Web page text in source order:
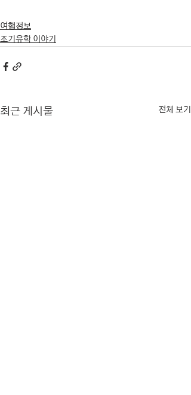
여행정보
조기유학 이야기
최근 게시물 전체 보기